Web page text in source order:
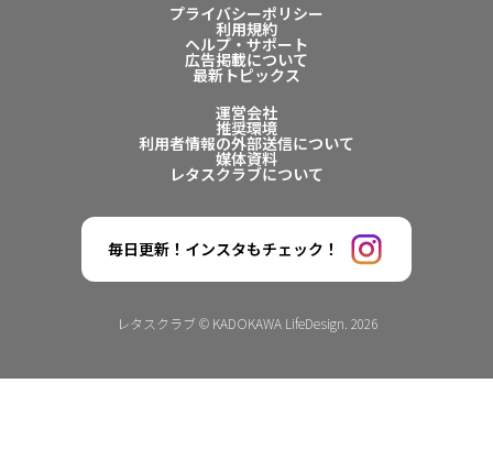
プライバシーポリシー
利用規約
ヘルプ・サポート
広告掲載について
最新トピックス
運営会社
推奨環境
利用者情報の外部送信について
媒体資料
レタスクラブについて
毎日更新！インスタもチェック！
レタスクラブ © KADOKAWA LifeDesign. 2026